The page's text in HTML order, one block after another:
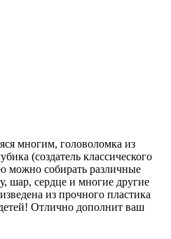
многим, головоломка из
(создатель классического
можно собирать различные
шар, сердце и многие другие
из прочного пластика
Отлично дополнит ваш